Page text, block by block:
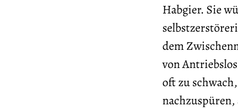
Habgier. Sie
dem
von
oft zu
nachzuspüren,